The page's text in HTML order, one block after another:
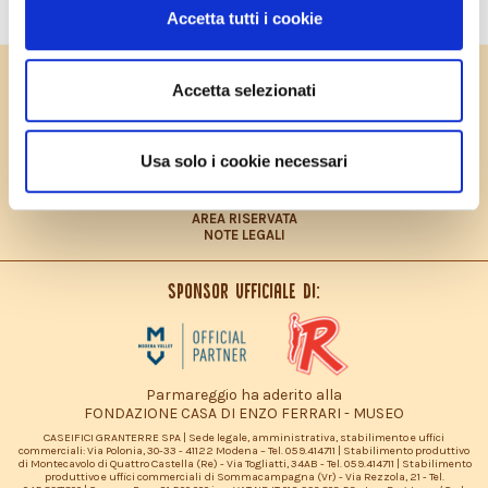
Accetta tutti i cookie
Accetta selezionati
Usa solo i cookie necessari
PRIVACY POLICY
CONTRIBUTO FEASR
CONTATTI
LAVORA CON NOI
PRIVACY POLICY – INFORMATIVA CONSUMATORI
AREA RISERVATA
NOTE LEGALI
Sponsor ufficiale di:
Parmareggio ha aderito alla
FONDAZIONE CASA DI ENZO FERRARI - MUSEO
CASEIFICI GRANTERRE SPA | Sede legale, amministrativa, stabilimento e uffici
commerciali: Via Polonia, 30-33 - 41122 Modena – Tel. 059.414711 | Stabilimento produttivo
di Montecavolo di Quattro Castella (Re) - Via Togliatti, 34AB - Tel. 059.414711 | Stabilimento
produttivo e uffici commerciali di Sommacampagna (Vr) - Via Rezzola, 21 - Tel.